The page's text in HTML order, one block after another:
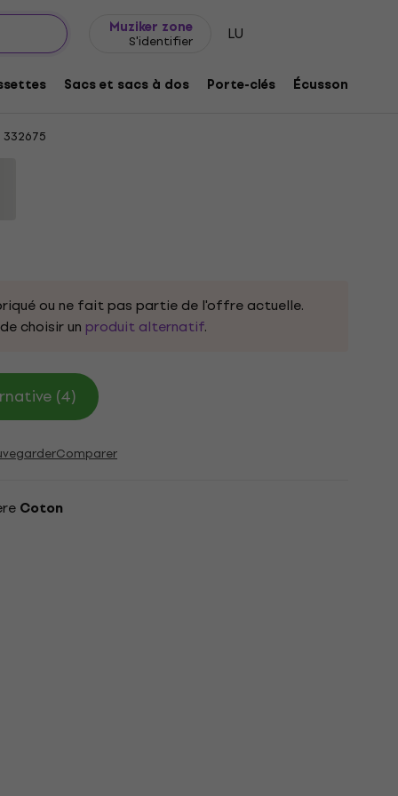
Muziker zone
S'identifier LU
Sacs et sacs à dos Porte-clés Écussons/
Black S T-shirt
332675
ou ne fait pas partie de l'offre actuelle.
choisir un produit alternatif.
(4)
Comparer
Coton